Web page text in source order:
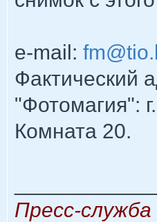
e-mail:
Фактический
"Фотомагия":
Комната 20.
Пресс-